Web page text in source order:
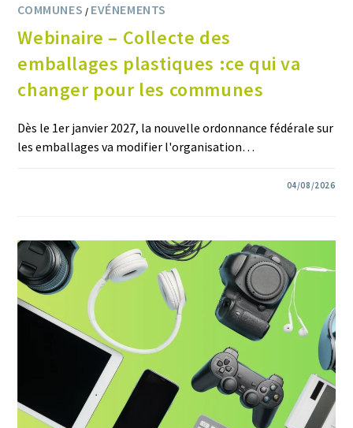
COMMUNES / EVÉNEMENTS
Webinaire – Collecte des
emballages plastiques :ce qui va
changer pour les communes
Dès le 1er janvier 2027, la nouvelle ordonnance fédérale sur
les emballages va modifier l'organisation…
04/08/2026